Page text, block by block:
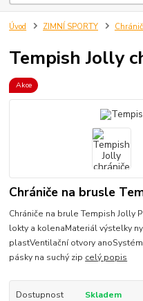
Úvod ZIMNÍ SPORTY
Tempish Jolly
Akce
Chrániče na brusle
Chrániče na brule Tempish Jolly
lokty a kolenaMateriál výstelky
plastVentilační otvory
pásky na suchý zip celý popis
Dostupnost
Skladem